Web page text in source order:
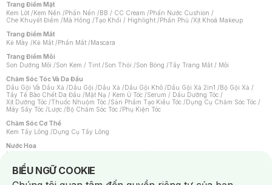
Trang Điểm Mặt
Kem Lót /Kem Nền /Phấn Nền /BB / CC Cream /Phấn Nước Cushion /
Che Khuyết Điểm /Má Hồng /Tạo Khối / Highlight /Phấn Phủ /Xịt Khoá Makeup
Trang Điểm Mắt
Kẻ Mày /Kẻ Mắt /Phấn Mắt /Mascara
Trang Điểm Môi
Son Dưỡng Môi /Son Kem / Tint /Son Thỏi /Son Bóng /Tẩy Trang Mắt / Môi
Chăm Sóc Tóc Và Da Đầu
Dầu Gội Và Dầu Xả /Dầu Gội /Dầu Xả /Dầu Gội Khô /Dầu Gội Xả 2in1 /Bộ Gội Xả /
Tẩy Tế Bào Chết Da Đầu /Mặt Nạ / Kem Ủ Tóc /Serum / Dầu Dưỡng Tóc /
Xịt Dưỡng Tóc /Thuốc Nhuộm Tóc /Sản Phẩm Tạo Kiểu Tóc /Dụng Cụ Chăm Sóc Tóc /
Máy Sấy Tóc /Lược /Bộ Chăm Sóc Tóc /Phụ Kiện Tóc
Chăm Sóc Cơ Thể
Kem Tẩy Lông /Dụng Cụ Tẩy Lông
Nước Hoa
Nước Hoa Nữ
Chăm Sóc Cá Nhân
BIỂU NGỮ COOKIE
Notice about cookies usage